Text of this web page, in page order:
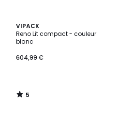
VIPACK
Reno Lit compact - couleur
blanc
604,99 €
5
/
5
5
/